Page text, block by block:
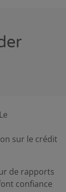
sur le crédit
de rapports
confiance